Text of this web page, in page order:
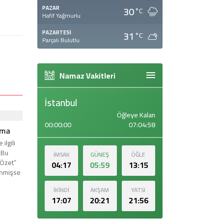
PAZAR
Hafif Yağmurlu 30°C
PAZARTESI
Parçalı Bulutlu 31 °C
Namaz Vakitleri
İstanbul
00:00:00
Öğleye Kalan
07:04:57
İMSAK
04:17
GÜNEŞ
05:59
ÖĞLE
13:15
İKİNDİ
17:07
AKŞAM
20:21
YATSI
21:56